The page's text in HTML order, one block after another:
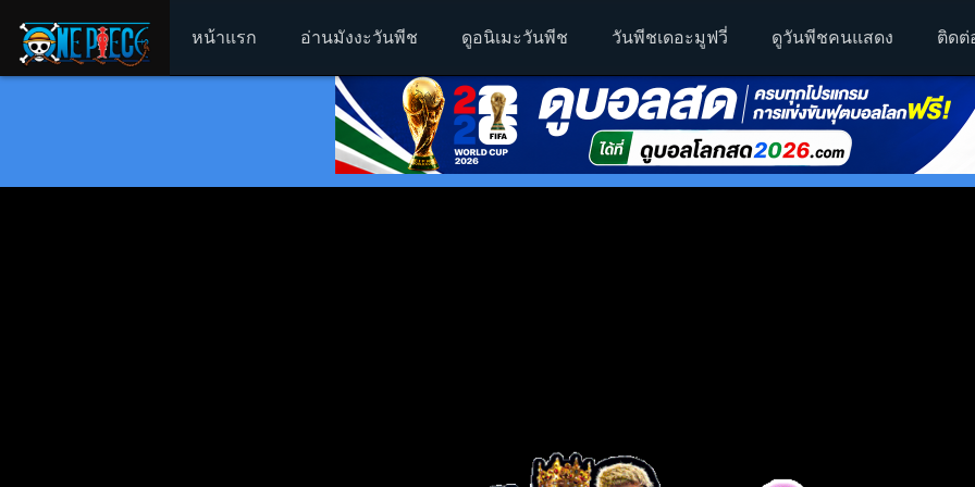
หน้าแรก อ่านมังงะวันพีช ดูอนิเมะวันพีช วันพีชเดอะมูฟวี่ ดูวันพีชคนแสดง ติดต่